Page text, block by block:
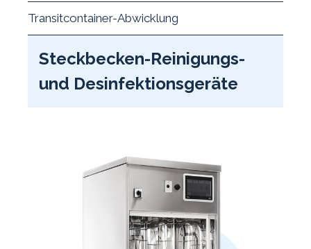
Transitcontainer-Abwicklung
Steckbecken-Reinigungs-
und Desinfektionsgeräte